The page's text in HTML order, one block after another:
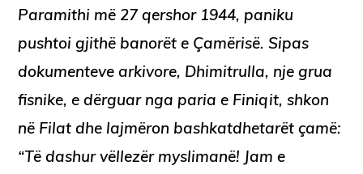
Paramithi më 27 qershor 1944, paniku
pushtoi gjithë banorët e Çamërisë. Sipas
dokumenteve arkivore, Dhimitrulla, nje grua
fisnike, e dërguar nga paria e Finiqit, shkon
në Filat dhe lajmëron bashkatdhetarët çamë:
“Të dashur vëllezër myslimanë! Jam e